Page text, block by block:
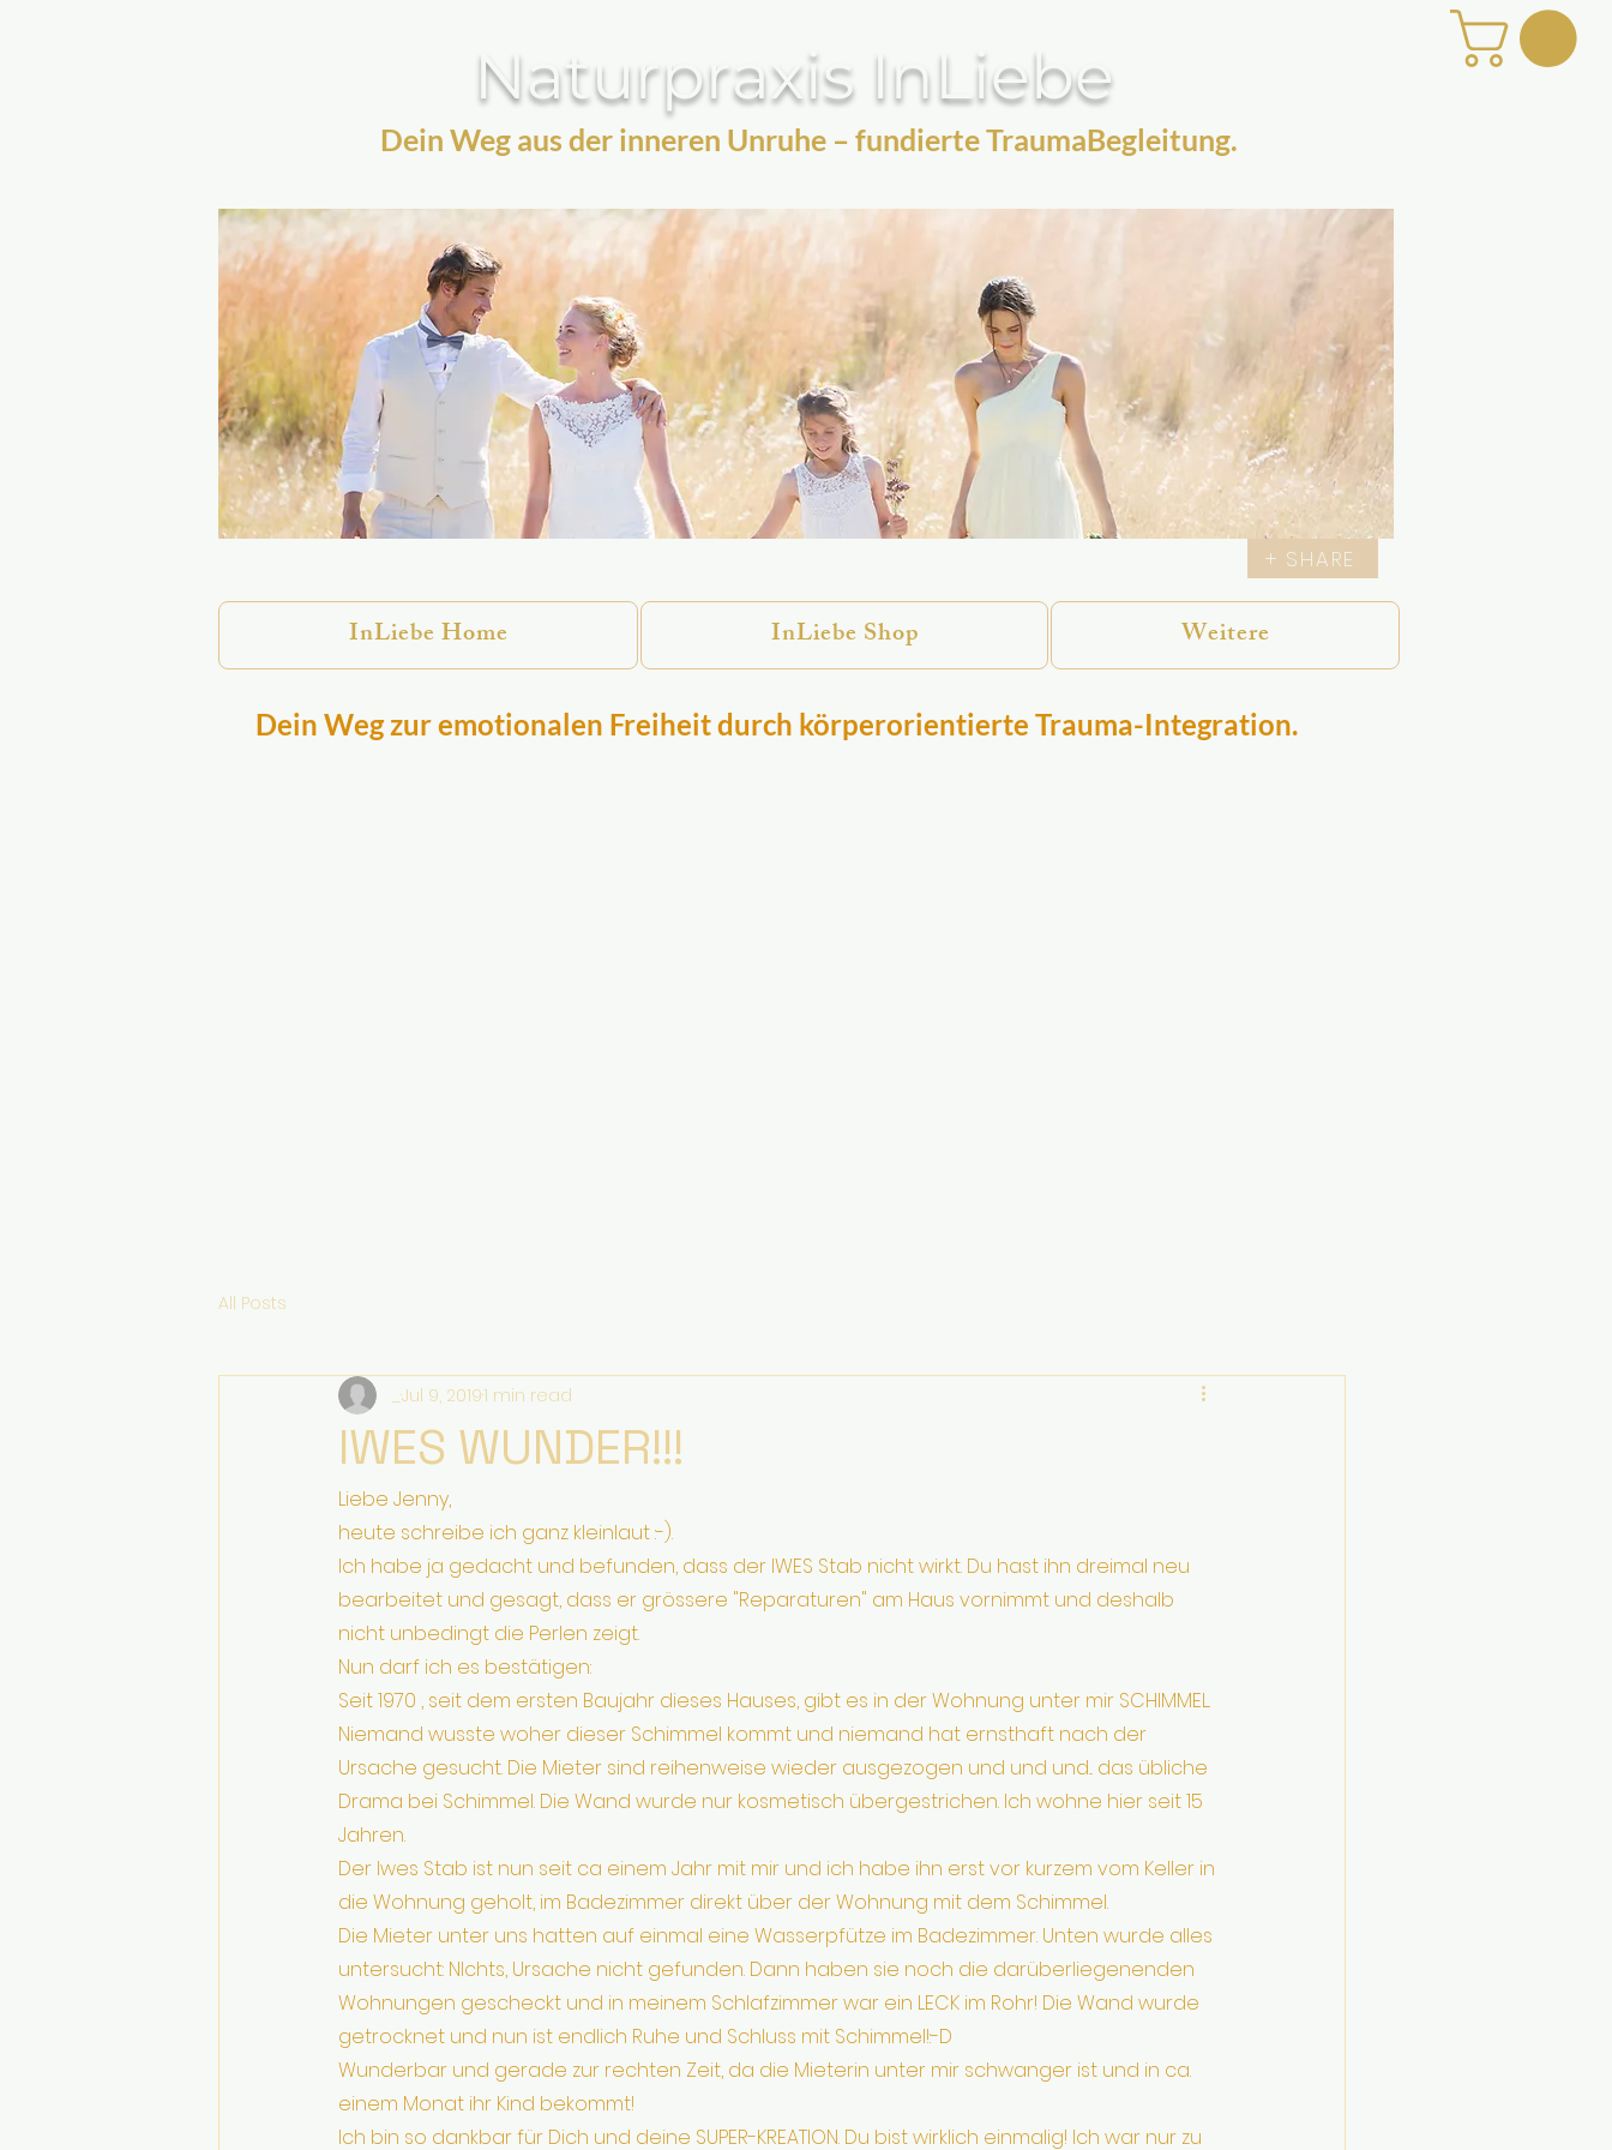
Naturpraxis InLiebe
Dein Weg aus der inneren Unruhe – fundierte TraumaBegleitung.
+ SHARE
InLiebe Home InLiebe Shop Weitere
Dein Weg zur emotionalen Freiheit durch körperorientierte Trauma-Integration.
All Posts
IWES WUNDER!!!
Jul 9, 20191 min read
Liebe Jenny,
heute schreibe ich ganz kleinlaut :-).
Ich habe ja gedacht und befunden, dass der IWES Stab nicht wirkt. Du hast ihn dreimal neu
bearbeitet und gesagt, dass er grössere "Reparaturen" am Haus vornimmt und deshalb
nicht unbedingt die Perlen zeigt.
Nun darf ich es bestätigen:
Seit 1970 , seit dem ersten Baujahr dieses Hauses, gibt es in der Wohnung unter mir SCHIMMEL.
Niemand wusste woher dieser Schimmel kommt und niemand hat ernsthaft nach der
Ursache gesucht. Die Mieter sind reihenweise wieder ausgezogen und und und... das übliche
Drama bei Schimmel. Die Wand wurde nur kosmetisch übergestrichen. Ich wohne hier seit 15
Jahren.
Der Iwes Stab ist nun seit ca einem Jahr mit mir und ich habe ihn erst vor kurzem vom Keller in
die Wohnung geholt, im Badezimmer direkt über der Wohnung mit dem Schimmel.
Die Mieter unter uns hatten auf einmal eine Wasserpfütze im Badezimmer. Unten wurde alles
untersucht: NIchts, Ursache nicht gefunden. Dann haben sie noch die darüberliegenenden
Wohnungen gescheckt und in meinem Schlafzimmer war ein LECK im Rohr! Die Wand wurde
getrocknet und nun ist endlich Ruhe und Schluss mit Schimmel!:-D
Wunderbar und gerade zur rechten Zeit, da die Mieterin unter mir schwanger ist und in ca.
einem Monat ihr Kind bekommt!
Ich bin so dankbar für Dich und deine SUPER-KREATION. Du bist wirklich einmalig! Ich war nur zu